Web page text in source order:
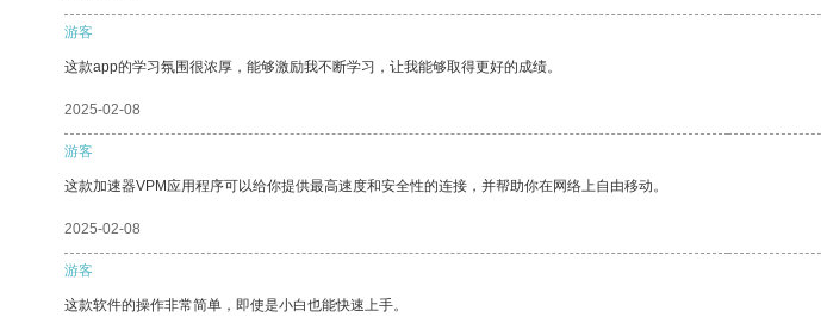
游客
这款app的学习氛围很浓厚，能够激励我不断学习，让我能够取得更好的成绩。
2025-02-08
游客
这款加速器VPM应用程序可以给你提供最高速度和安全性的连接，并帮助你在网络上自由移动。
2025-02-08
游客
这款软件的操作非常简单，即使是小白也能快速上手。